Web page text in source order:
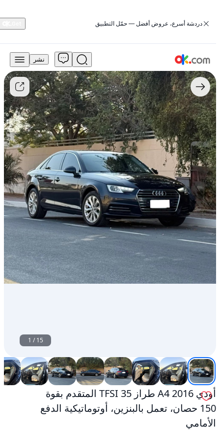
‏دردشة أسرع، عروض أفضل — حمّل التطبيق
37,500
درهم
للبيع
أودي
A4
2016
طراز
35
TFSI
المتقدم
بقوة
150
حصان،
تعمل
بالبنزين،
أوتوماتيكية
الدفع
الأمامي
مستعمل
نشر
1 /15
أودي A4 2016 طراز 35 TFSI المتقدم بقوة
150 حصان، تعمل بالبنزين، أوتوماتيكية الدفع
الأمامي